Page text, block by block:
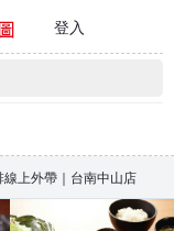
登入
上外帶｜台南中山店